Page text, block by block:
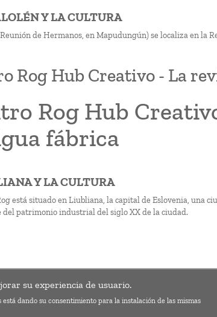
Y LA CULTURA
de Hermanos, en Mapudungún) se localiza en la
Rog Hub Creativo - La
Rog Hub
fábrica
Y LA CULTURA
está situado en Liubliana, la capital de Eslovenia, una
patrimonio industrial del siglo XX de la ciudad.
a Industrias creativas
su experiencia de usuario.
dando su consentimiento para la instalación de las mismas